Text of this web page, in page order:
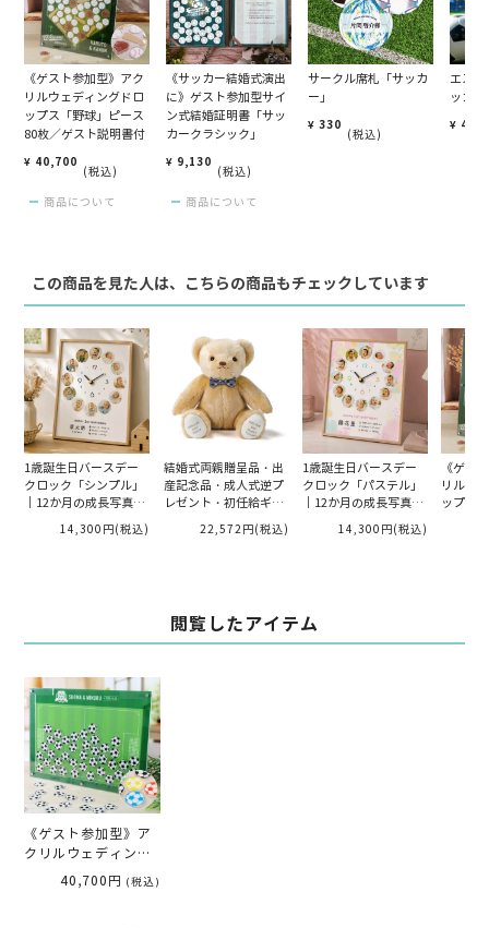
《ゲスト参加型》アク
リルウェディングドロ
ップス「野球」ピース
80枚／ゲスト説明書付
¥ 40,700
税込
商品について
《サッカー結婚式演出
に》ゲスト参加型サイ
ン式結婚証明書「サッ
カークラシック」
¥ 9,130
税込
商品について
サークル席札「サッカ
ー」
¥ 330
税込
エス
ッカ
¥ 495
この商品を見た人は、こちらの商品もチェックしています
1歳誕生日バースデー
クロック「シンプル」
｜12か月の成長写真で
14,300円(税込)
結婚式両親贈呈品・出
産記念品・成人式逆プ
レゼント・初任給ギフ
ト・体重ベア・ウェイ
トベア「キャメリーマ
22,572円(税込)
1歳誕生日バースデー
クロック「パステル」
｜12か月の成長写真で
14,300円(税込)
《ゲス
リルウ
ップス
閲覧したアイテム
《ゲスト参加型》ア
クリルウェディング
ドロップス「サッカ
ー」ピース80枚／ゲ
40,700円 (税込)